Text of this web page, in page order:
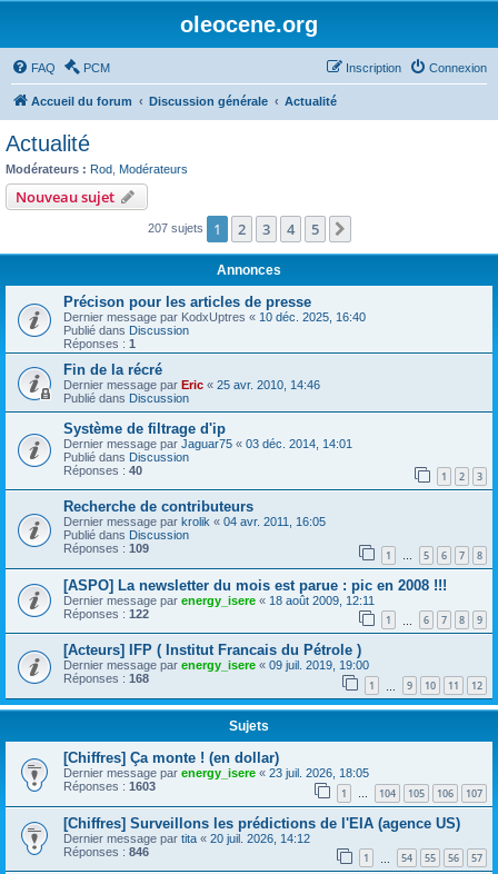
oleocene.org
FAQ PCM Connexion
Inscription
Accueil du forum Discussion générale Actualité
Actualité
Modérateurs : Rod Modérateurs
Nouveau sujet
207 sujets 1 2 3 4 5
Annonces
Précison pour les articles de presse
Dernier message par KodxUptres « 10 déc. 2025, 16:40
Publié dans Discussion
Réponses : 1
Fin de la récré
Dernier message par Eric « 25 avr. 2010, 14:46
Publié dans Discussion
Système de filtrage d'ip
Dernier message par Jaguar75 « 03 déc. 2014, 14:01
Publié dans Discussion
Réponses : 40 1 2 3
Recherche de contributeurs
Dernier message par krolik « 04 avr. 2011, 16:05
Publié dans Discussion
Réponses : 109 1 … 5 6 7 8
[ASPO] La newsletter du mois est parue : pic en 2008 !!!
Dernier message par energy_isere « 18 août 2009, 12:11
Réponses : 122 1 6 7 8 9
[Acteurs] IFP ( Institut Francais du Pétrole )
Dernier message par energy_isere « 09 juil. 2019, 19:00
Réponses : 168 1 9 10 11 12
Sujets
[Chiffres] Ça monte ! (en dollar)
Dernier message par energy_isere « 23 juil. 2026, 18:05
Réponses : 1603 1 … 104 105 106 107
[Chiffres] Surveillons les prédictions de l'EIA (agence US)
Dernier message par tita « 20 juil. 2026, 14:12
Réponses : 846 1 54 55 56 57